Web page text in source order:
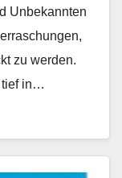
Unbekannten
zu werden.
tief in…